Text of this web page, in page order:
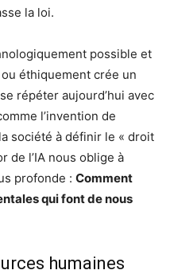
la loi.
possible et
éthiquement crée un
répéter aujourd’hui avec
l’invention de
société à définir le « droit
de l’IA nous oblige à
profonde : Comment
qui font de nous
humaines